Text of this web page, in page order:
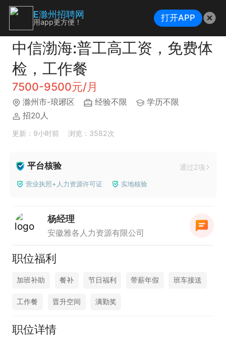
中信渤海:普工高工资，免费体
检，工作餐
7500-9500元/月
滁州市-琅琊区 经验不限
学历不限
招20人
更新：9小时前 浏览：3582次
平台核验 通过2项
营业执照+人力资源许可证 实地核验
杨经理
安徽雅各人力资源有限公司
职位福利
加班补助 餐补 节日福利 带薪年假 班车接送
工作餐 晋升空间 满勤奖
职位详情
E滁州招聘网
用app更方便！ 打开APP